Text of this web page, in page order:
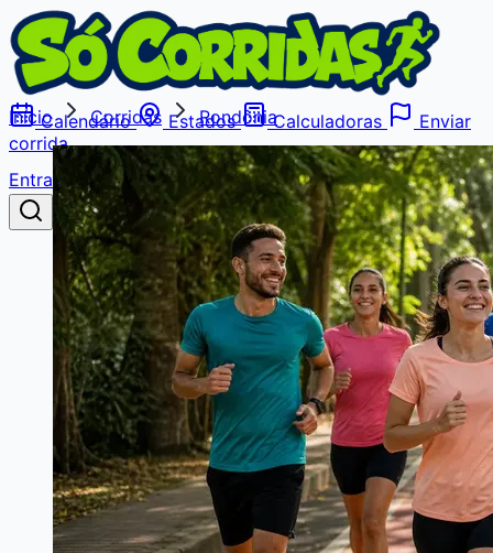
Calendário Estados Calculadoras
Enviar
corrida
Entrar
Buscar
Início Corridas Rondônia